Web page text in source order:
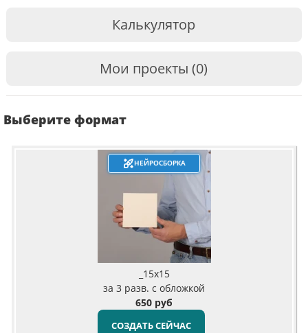
Калькулятор
Мои проекты (0)
Выберите формат
НЕЙРОСБОРКА
_15x15
за 3 разв. с обложкой
650 руб
СОЗДАТЬ СЕЙЧАС